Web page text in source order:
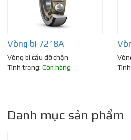
Vòng bi 7218A
Vòng bi cầu đỡ chặn
Tình trạng: Còn hàng
Danh mục sản phẩm